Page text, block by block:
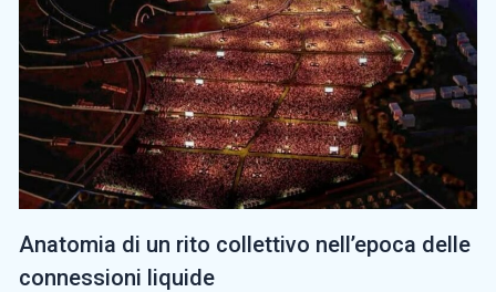
Anatomia di un rito collettivo nell’epoca delle
connessioni liquide